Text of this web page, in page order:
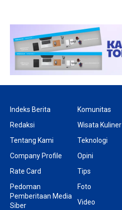
Indeks Berita
Redaksi
Tentang Kami
Company Profile
Rate Card
Pedoman
Pemberitaan Media
Siber
Komunitas
Wisata Kuliner
Teknologi
Opini
Tips
Foto
Video